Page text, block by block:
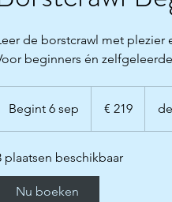
de borstcrawl met plezier
beginners én
Begint 6 sep
e
i
€ 219
plaatsen beschikbaar
Nu boeken